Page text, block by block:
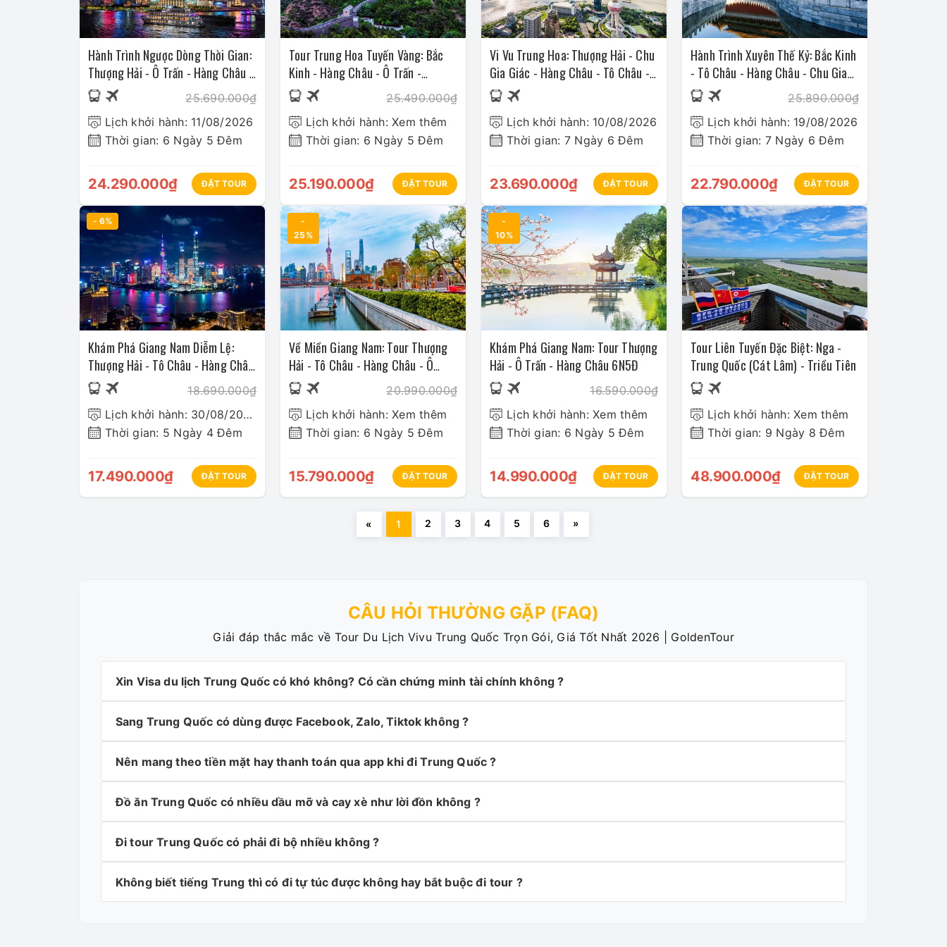
Hành Trình Ngược Dòng Thời Gian:
Thượng Hải - Ô Trấn - Hàng Châu -
Bắc Kinh
25.690.000₫
Lịch khởi hành: 11/08/2026
Thời gian: 6 Ngày 5 Đêm
24.290.000₫ ĐẶT TOUR
Tour Trung Hoa Tuyến Vàng: Bắc
Kinh - Hàng Châu - Ô Trấn -
Thượng Hải
25.490.000₫
Lịch khởi hành: Xem thêm
Thời gian: 6 Ngày 5 Đêm
25.190.000₫ ĐẶT TOUR
Vi Vu Trung Hoa: Thượng Hải - Chu
Gia Giác - Hàng Châu - Tô Châu -
Bắc Kinh
Lịch khởi hành: 10/08/2026
Thời gian: 7 Ngày 6 Đêm
23.690.000₫ ĐẶT TOUR
Hành Trình Xuyên Thế Kỷ: Bắc Kinh
- Tô Châu - Hàng Châu - Chu Gia
Giác - Thượng Hải
25.890.000₫
Lịch khởi hành: 19/08/2026
Thời gian: 7 Ngày 6 Đêm
22.790.000₫ ĐẶT TOUR
- 6%
Khám Phá Giang Nam Diễm Lệ:
Thượng Hải - Tô Châu - Hàng Châu
- Bộc Viện
18.690.000₫
Lịch khởi hành: 30/08/2026
Thời gian: 5 Ngày 4 Đêm
17.490.000₫ ĐẶT TOUR
-
25%
Về Miền Giang Nam: Tour Thượng
Hải - Tô Châu - Hàng Châu - Ô
Trấn 6N5Đ
20.990.000₫
Lịch khởi hành: Xem thêm
Thời gian: 6 Ngày 5 Đêm
15.790.000₫ ĐẶT TOUR
-
10%
Khám Phá Giang Nam: Tour Thượng
Hải - Ô Trấn - Hàng Châu 6N5Đ
16.590.000₫
Lịch khởi hành: Xem thêm
Thời gian: 6 Ngày 5 Đêm
14.990.000₫ ĐẶT TOUR
Tour Liên Tuyến Đặc Biệt: Nga -
Trung Quốc (Cát Lâm) - Triều Tiên
Lịch khởi hành: Xem thêm
Thời gian: 9 Ngày 8 Đêm
48.900.000₫ ĐẶT TOUR
« 1 2 3 4 5 6 »
CÂU HỎI THƯỜNG GẶP (FAQ)
Giải đáp thắc mắc về Tour Du Lịch Vivu Trung Quốc Trọn Gói, Giá Tốt Nhất 2026 | GoldenTour
Xin Visa du lịch Trung Quốc có khó không? Có cần chứng minh tài chính không ?
Sang Trung Quốc có dùng được Facebook, Zalo, Tiktok không ?
Nên mang theo tiền mặt hay thanh toán qua app khi đi Trung Quốc ?
Đồ ăn Trung Quốc có nhiều dầu mỡ và cay xè như lời đồn không ?
Đi tour Trung Quốc có phải đi bộ nhiều không ?
Không biết tiếng Trung thì có đi tự túc được không hay bắt buộc đi tour ?